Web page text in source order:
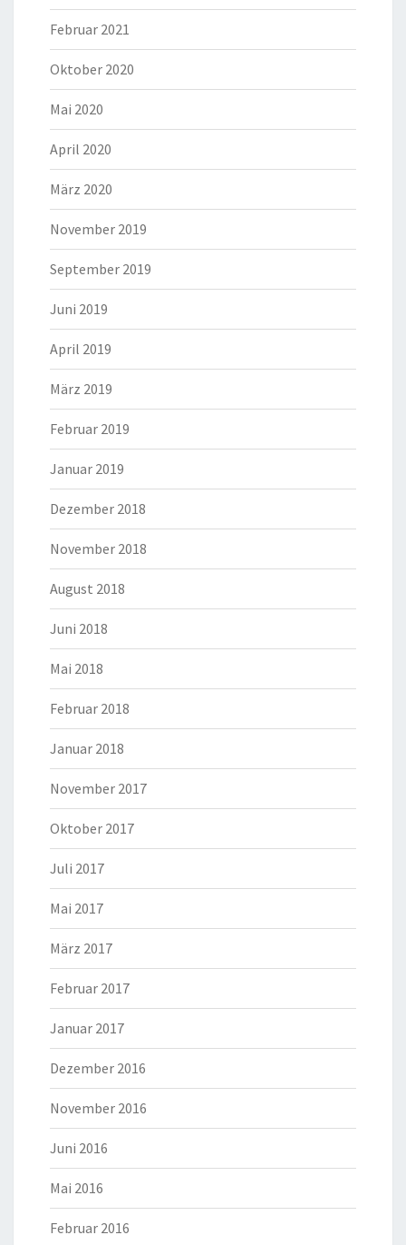
Februar 2021
Oktober 2020
Mai 2020
April 2020
März 2020
November 2019
September 2019
Juni 2019
April 2019
März 2019
Februar 2019
Januar 2019
Dezember 2018
November 2018
August 2018
Juni 2018
Mai 2018
Februar 2018
Januar 2018
November 2017
Oktober 2017
Juli 2017
Mai 2017
März 2017
Februar 2017
Januar 2017
Dezember 2016
November 2016
Juni 2016
Mai 2016
Februar 2016